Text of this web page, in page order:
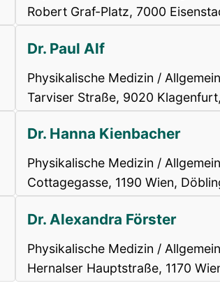
Robert Graf-Platz, 7000
Dr. Paul Alf
Physikalische Medizin /
Tarviser Straße, 9020
Dr. Hanna Kienbacher
Physikalische Medizin /
Cottagegasse, 1190 Wien,
Dr. Alexandra Förster
Physikalische Medizin /
Hernalser Hauptstraße, 1170